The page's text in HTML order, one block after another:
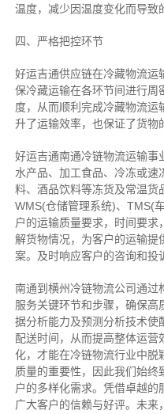
温度，减少因温度变化而导致
四、严格把控环节
好运吉通供应链在冷藏物流运
保冷藏运输在各环节间进行周
度，从而顺利完成冷藏物流运
升了运输效率，也保证了货物
好运吉通南通冷链物流运输事
水产品、加工食品、冷冻或
料、酒品饮料等冻货及常温货
WMS(仓储管理系统)、TMS(
户的运输质量要求，时间要求
解货物情况，为客户的运输提
案。及时响应客户的咨询和投
南通到横州冷链物流公司通过
服务关键环节和步骤，确保
据分析能力及预测分析技术使
配送时间，从而提高整体运营
化，才能在冷链物流行业中脱
质量的重要性，因此我们始
户的多样化需求。 凭借卓越的
广大客户的信赖与好评。 未来